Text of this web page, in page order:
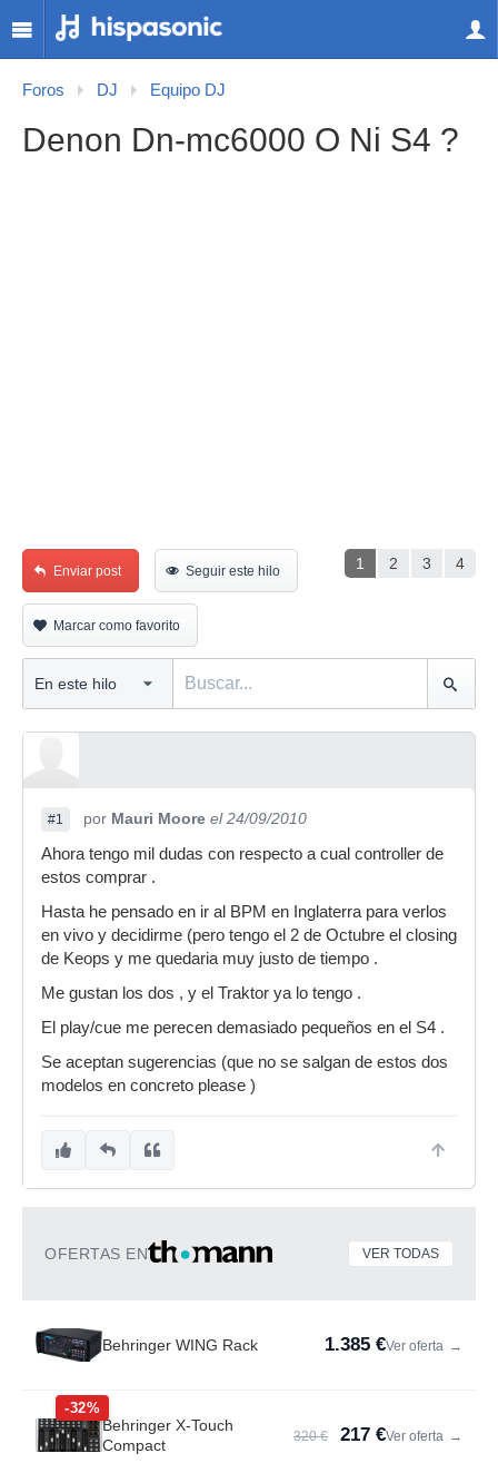
Foros DJ Equipo DJ
Denon Dn-mc6000 O Ni S4 ?
1 2 3 4
Enviar post Seguir este hilo
Marcar como favorito
#1 por Mauri Moore el 24/09/2010
Ahora tengo mil dudas con respecto a cual controller de
estos comprar .
Hasta he pensado en ir al BPM en Inglaterra para verlos
en vivo y decidirme (pero tengo el 2 de Octubre el closing
de Keops y me quedaria muy justo de tiempo .
Me gustan los dos , y el Traktor ya lo tengo .
El play/cue me perecen demasiado pequeños en el S4 .
Se aceptan sugerencias (que no se salgan de estos dos
modelos en concreto please )
OFERTAS EN VER TODAS
Behringer WING Rack 1.385 €Ver oferta →
-32%
Behringer X-Touch
Compact
320 € 217 €Ver oferta →